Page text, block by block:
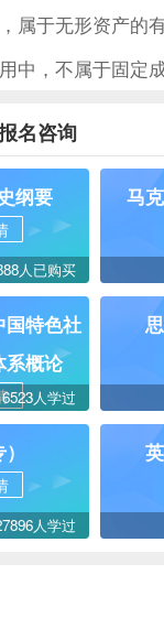
属于无形资产
中，不属于固定
名咨询
纲要
人已购买
马
国特色社
系概论
人学过
人学过